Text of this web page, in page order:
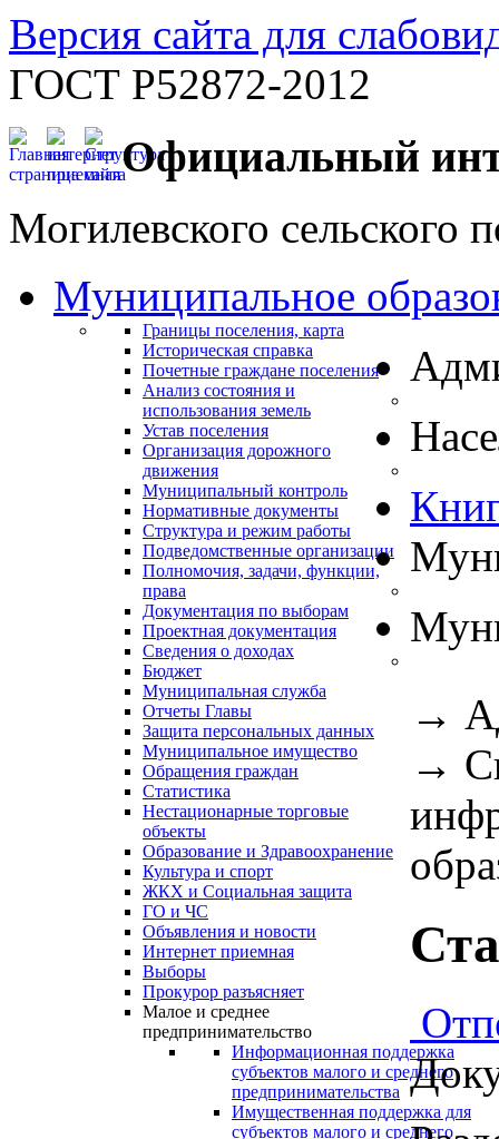
Версия сайта для
ГОСТ Р52872-2012
Официальный
Могилевского сельского
Муниципальное
Границы поселения, карта
Историческая справка
Почетные граждане поселения
Анализ состояния и
использования земель
Устав поселения
Организация дорожного
движения
Муниципальный контроль
Нормативные документы
Структура и режим работы
Подведомственные организации
Полномочия, задачи, функции,
права
Документация по выборам
Проектная документация
Сведения о доходах
Бюджет
Муниципальная служба
Отчеты Главы
Защита персональных данных
Муниципальное имущество
Обращения граждан
Статистика
Нестационарные торговые
объекты
Образование и Здравоохранение
Культура и спорт
ЖКХ и Социальная защита
ГО и ЧС
Объявления и новости
Интернет приемная
Выборы
Прокурор разъясняет
Малое и среднее
предпринимательство
Информационная поддержка
субъектов малого и среднего
предпринимательства
Имущественная поддержка для
субъектов малого и среднего
→
→